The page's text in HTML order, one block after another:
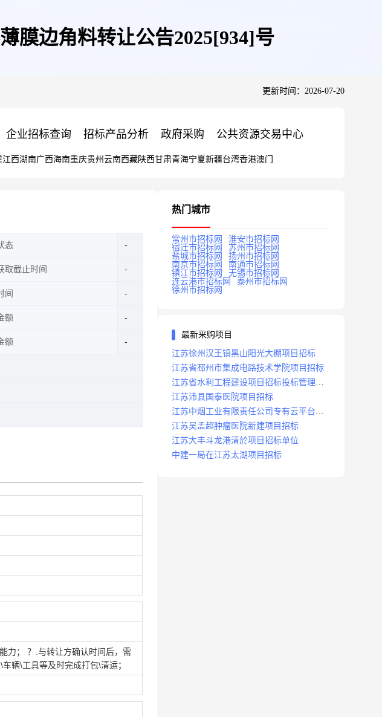
膜边角料转让公告2025[934]号
更新时间：2026-07-20
企业招标查询 招标产品分析 政府采购 公共资源交易中心
江西湖南广西海南重庆贵州 云南西藏陕西甘肃青海宁夏新疆台湾香港澳门
态
取截止时间
间
额
额
力； ？.与转让方确认时间后，需
辆\工具等及时完成打包\清运；
热门城市
常州市招标网
淮安市招标网
宿迁市招标网
苏州市招标网
盐城市招标网
扬州市招标网
南京市招标网
南通市招标网
镇江市招标网
无锡市招标网
连云港市招标网
泰州市招标网
徐州市招标网
最新采购项目
江苏徐州汉王镇黑山阳光大棚项目招标
江苏省邳州市集成电路技术学院项目招标
江苏省水利工程建设项目招标投标管理办
法
江苏沛县国泰医院项目招标
江苏中烟工业有限责任公司专有云平台扩
容项目招标
江苏吴孟超肿瘤医院新建项目招标
江苏大丰斗龙港清於项目招标单位
中建一局在江苏太湖项目招标